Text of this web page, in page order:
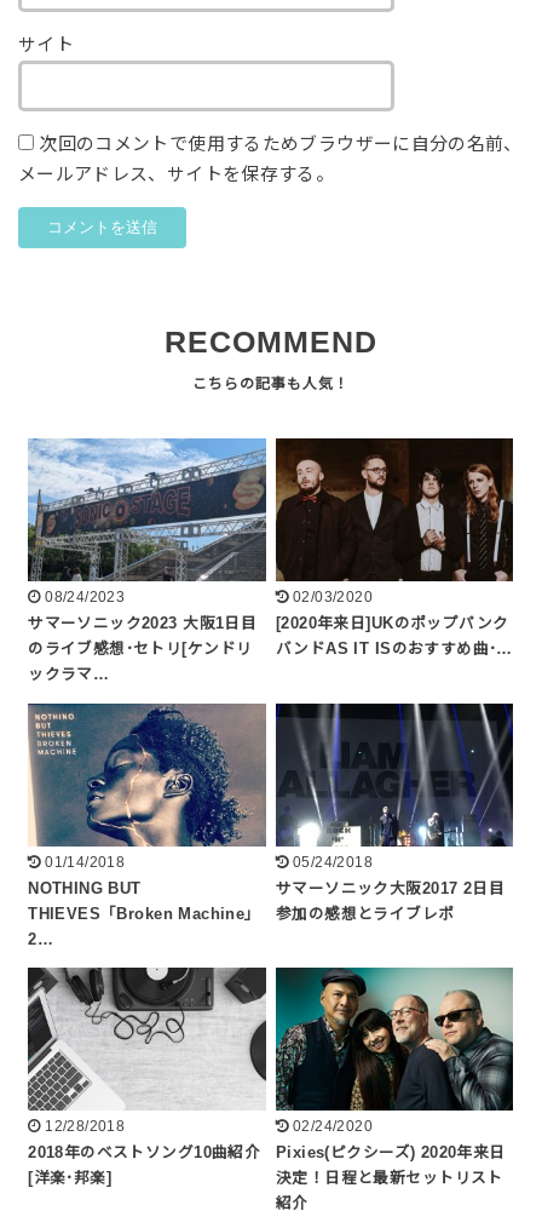
サイト
次回のコメントで使用するためブラウザーに自分の名前、
メールアドレス、サイトを保存する。
RECOMMEND
08/24/2023
サマーソニック2023 大阪1日目
のライブ感想･セトリ[ケンドリ
ックラマ…
02/03/2020
[2020年来日]UKのポップパンク
バンドAS IT ISのおすすめ曲･…
01/14/2018
NOTHING BUT
THIEVES「Broken Machine」
2…
05/24/2018
サマーソニック大阪2017 2日目
参加の感想とライブレポ
12/28/2018
2018年のベストソング10曲紹介
[洋楽･邦楽]
02/24/2020
Pixies(ピクシーズ) 2020年来日
決定！日程と最新セットリスト
紹介